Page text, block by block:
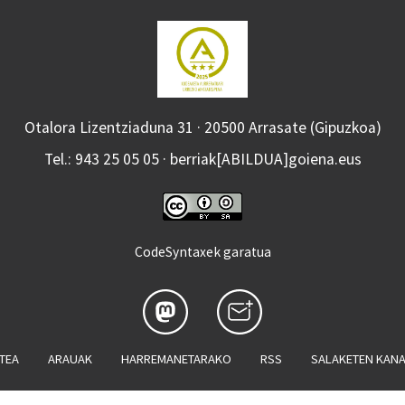
Otalora Lizentziaduna 31 · 20500 Arrasate (Gipuzkoa)
Tel.: 943 25 05 05 · berriak[ABILDUA]goiena.eus
CodeSyntaxek garatua
ARAUAK HARREMANETARAKO RSS SALAKETEN